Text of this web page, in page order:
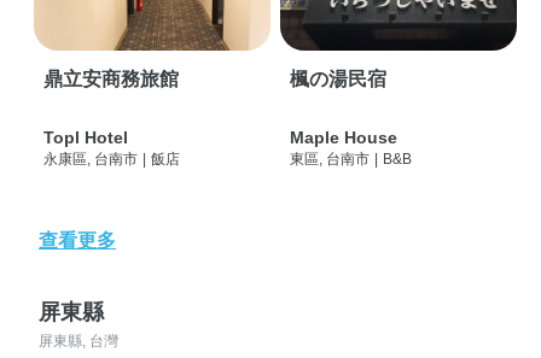
鼎立安商務旅館
Topl Hotel
永康區, 台南市 | 飯店
楓の湯民宿
Maple House
東區, 台南市 | B&B
查看更多
屏東縣
屏東縣, 台灣